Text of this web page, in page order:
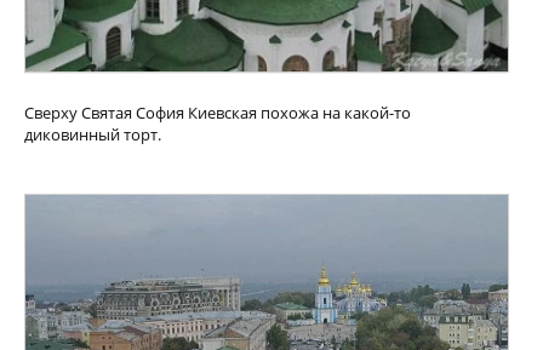
Сверху Святая София Киевская похожа на какой-то
диковинный торт.